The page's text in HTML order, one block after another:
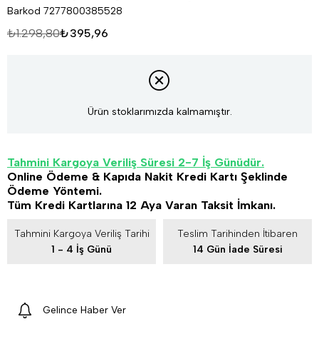
Barkod 7277800385528
₺1.298,80₺395,96
Ürün stoklarımızda kalmamıştır.
Tahmini Kargoya Veriliş Süresi 2-7 İş Günüdür.
Online Ödeme & Kapıda Nakit Kredi Kartı Şeklinde
Ödeme Yöntemi.
Tüm Kredi Kartlarına 12 Aya Varan Taksit İmkanı.
Tahmini Kargoya Veriliş Tarihi
1 - 4 İş Günü
Teslim Tarihinden İtibaren
14 Gün İade Süresi
Gelince Haber Ver